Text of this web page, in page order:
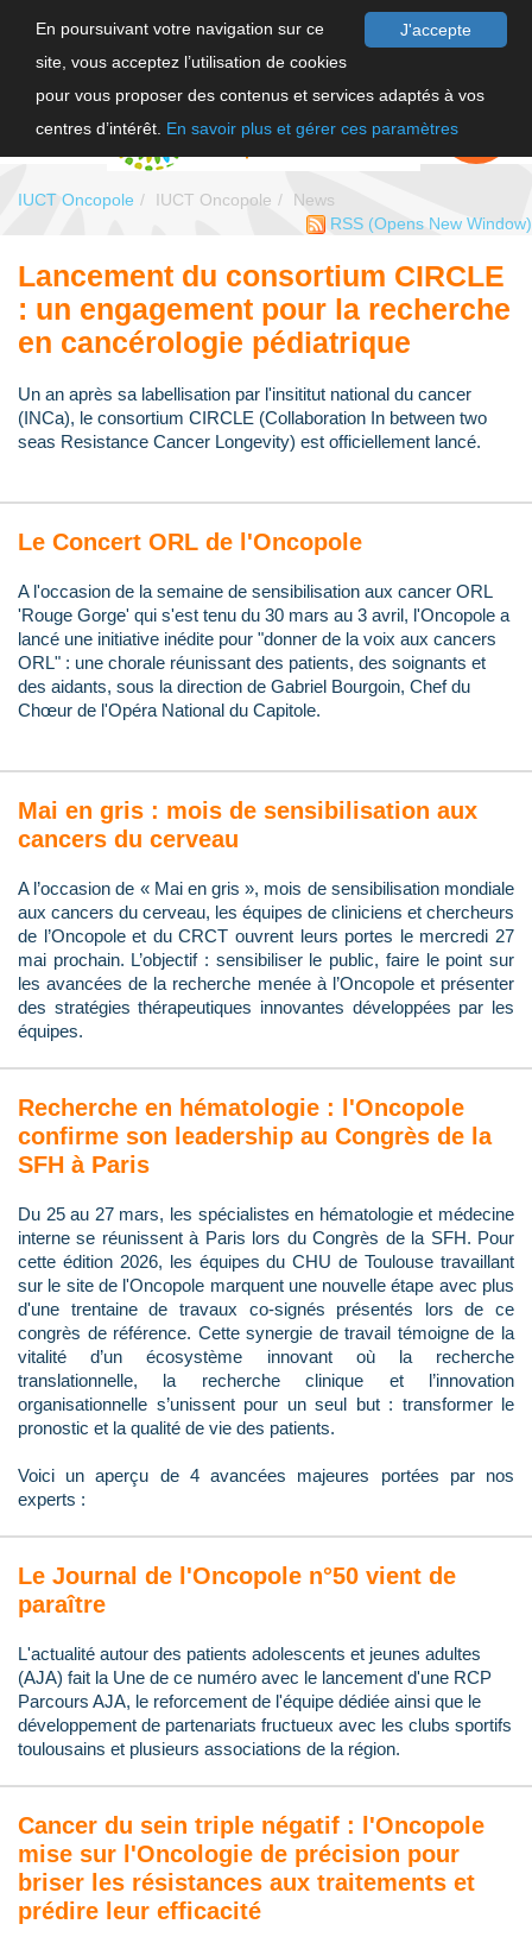
J'accepte
En poursuivant votre navigation sur ce
site, vous acceptez l’utilisation de cookies
pour vous proposer des contenus et services adaptés à vos
centres d’intérêt. En savoir plus et gérer ces paramètres
FAIRE UN
DON
IUCT Oncopole IUCT Oncopole
News
RSS (Opens New Window)
Lancement du consortium CIRCLE
: un engagement pour la recherche
en cancérologie pédiatrique
Un an après sa labellisation par l'insititut national du cancer
(INCa), le consortium CIRCLE (Collaboration In between two
seas Resistance Cancer Longevity) est officiellement lancé.
Le Concert ORL de l'Oncopole
A l'occasion de la semaine de sensibilisation aux cancer ORL
'Rouge Gorge' qui s'est tenu du 30 mars au 3 avril, l'Oncopole a
lancé une initiative inédite pour "donner de la voix aux cancers
ORL" : une chorale réunissant des patients, des soignants et
des aidants, sous la direction de Gabriel Bourgoin, Chef du
Chœur de l'Opéra National du Capitole.
Mai en gris : mois de sensibilisation aux
cancers du cerveau
A l’occasion de « Mai en gris », mois de sensibilisation mondiale
aux cancers du cerveau, les équipes de cliniciens et chercheurs
de l’Oncopole et du CRCT ouvrent leurs portes le mercredi 27
mai prochain. L’objectif : sensibiliser le public, faire le point sur
les avancées de la recherche menée à l’Oncopole et présenter
des stratégies thérapeutiques innovantes développées par les
équipes.
Recherche en hématologie : l'Oncopole
confirme son leadership au Congrès de la
SFH à Paris
Du 25 au 27 mars, les spécialistes en hématologie et médecine
interne se réunissent à Paris lors du Congrès de la SFH. Pour
cette édition 2026, les équipes du CHU de Toulouse travaillant
sur le site de l'Oncopole marquent une nouvelle étape avec plus
d'une trentaine de travaux co-signés présentés lors de ce
congrès de référence. Cette synergie de travail témoigne de la
vitalité d’un écosystème innovant où la recherche
translationnelle, la recherche clinique et l’innovation
organisationnelle s’unissent pour un seul but : transformer le
pronostic et la qualité de vie des patients.
Voici un aperçu de 4 avancées majeures portées par nos
experts :
Le Journal de l'Oncopole n°50 vient de
paraître
L'actualité autour des patients adolescents et jeunes adultes
(AJA) fait la Une de ce numéro avec le lancement d'une RCP
Parcours AJA, le reforcement de l'équipe dédiée ainsi que le
développement de partenariats fructueux avec les clubs sportifs
toulousains et plusieurs associations de la région.
Cancer du sein triple négatif : l'Oncopole
mise sur l'Oncologie de précision pour
briser les résistances aux traitements et
prédire leur efficacité